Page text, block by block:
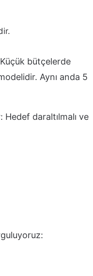
bütçelerde
Aynı anda 5
daraltılmalı ve